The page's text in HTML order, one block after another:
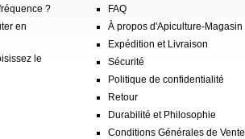
?
en
le
FAQ
À propos d'Apiculture-Magasin
Expédition et Livraison
Sécurité
Politique de confidentialité
Retour
Durabilité et Philosophie
Conditions Générales de Vente